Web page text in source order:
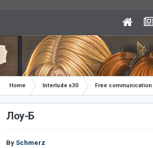
Home Interlude x30 Free communication
Лоу-Б
By Schmerz